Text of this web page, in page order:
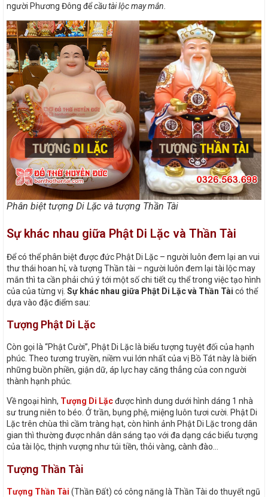
người Phương Đông đểcầu tài lộc may mắn.
Phân biệt tượng Di Lặc và tượng Thần Tài
Sự khác nhau giữa Phật Di Lặc và Thần Tài
Để có thể phân biệt được đức Phật Di Lặc – người luôn đem lại an vui
thư thái hoan hỉ, và tượng Thần tài – người luôn đem lại tài lộc may
mắn thì ta cần phải chú ý tới một số chi tiết cụ thể trong việc tạo hình
của của từng vị. Sự khác nhau giữa Phật Di Lặc và Thần Tài có thể
dựa vào đặc điểm sau:
Tượng Phật Di Lặc
Còn gọi là “Phật Cười”, Phật Di Lặc là biểu tượng tuyệt đối của hạnh
phúc. Theo tương truyền, niềm vui lớn nhất của vị Bồ Tát này là biến
những buồn phiền, giận dữ, áp lực hay căng thẳng của con người
thành hạnh phúc.
Về ngoại hình, Tượng Di Lặcđược hình dung dưới hình dáng 1 nhà
sư trung niên to béo. Ở trần, bụng phệ, miệng luôn tươi cười. Phật Di
Lặc trên chùa thì cầm tràng hạt, còn hình ảnh Phật Di Lặc trong dân
gian thì thường được nhân dân sáng tạo với đa dạng các biểu tượng
của tài lộc, thịnh vượng như túi tiền, thỏi vàng, cành đào…
Tượng Thần Tài
Tượng Thần Tài (Thần Đất) có công năng là Thần Tài do thuyết ngũ